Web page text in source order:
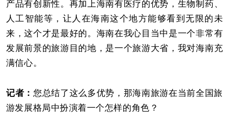
产品有创新性。再加上海南有医疗的优势，生物制药、
人工智能等，让人在海南这个地方能够看到无限的未
来，这个才是最好的。海南在我心目当中是一个非常有
发展前景的旅游目的地，是一个旅游大省，我对海南充
满信心。
记者： 您总结了这么多优势，那海南旅游在当前全国旅
游发展格局中扮演着一个怎样的角色？